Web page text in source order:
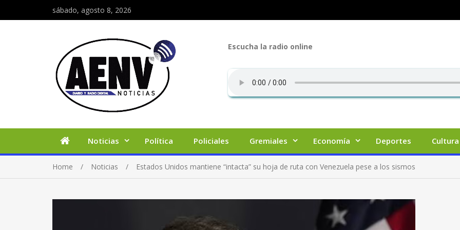
sábado, agosto 8, 2026
Escucha la radio online
Noticias Política Policiales Gremiales Economía Deportes Cultura
Home Noticias Estados Unidos mantiene “intacta” su hoja de ruta con Venezuela pese a los sismos